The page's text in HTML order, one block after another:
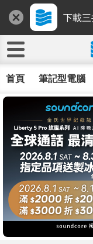
下載
首頁 筆記型電腦